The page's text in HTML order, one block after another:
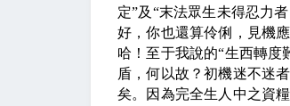
定”及“末法眾生未得忍力
好，你也還算伶俐，見機
哈！至于我說的“生西轉度
盾，何以故？初機迷不迷
矣。因為完全生人中之資